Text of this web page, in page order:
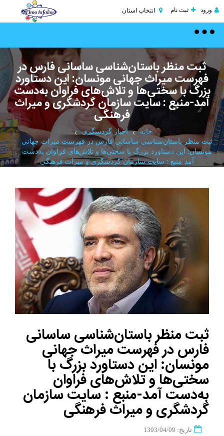
ورود ثبت نام انتخاب استان
Toggle
ثبت منظر باستان‌شناسی ساسانی فارس در
فهرست میراث جهانی مونسان: این دستاورد
بزرگ با سختی‌ها و تلاش‌های فراوان به‌دست
آمد-منبع : سایت سازمان گردشگری و میراث
فرهنگی
خانه
اخبار گردشگری
ثبت منظر باستان‌شناسی ساسانی فارس در فهرست میراث جهانی
مونسان: این دستاورد بزرگ با سختی‌ها و تلاش‌های فراوان به‌دست
آمد-منبع : سایت سازمان گردشگری و میراث فرهنگی
ثبت منظر باستان‌شناسی ساسانی
فارس در فهرست میراث جهانی
مونسان: این دستاورد بزرگ با
سختی‌ها و تلاش‌های فراوان
به‌دست آمد-منبع : سایت سازمان
گردشگری و میراث فرهنگی
تاریخ: 1393/04/09